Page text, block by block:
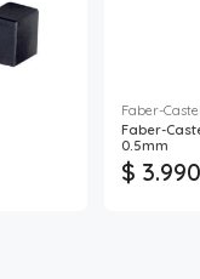
Faber-
Faber-
0.5mm
$ 3.990